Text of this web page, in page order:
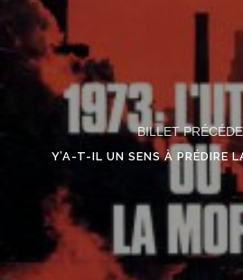
BILLET
Y’A-T-IL UN SENS À PRÉDIRE